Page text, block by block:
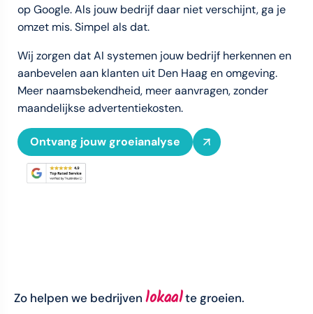
op Google. Als jouw bedrijf daar niet verschijnt, ga je
omzet mis. Simpel als dat.
Wij zorgen dat AI systemen jouw bedrijf herkennen en
aanbevelen aan klanten uit Den Haag en omgeving.
Meer naamsbekendheid, meer aanvragen, zonder
maandelijkse advertentiekosten.
Ontvang jouw groeianalyse
Zo helpen we bedrijven lokaalte groeien.